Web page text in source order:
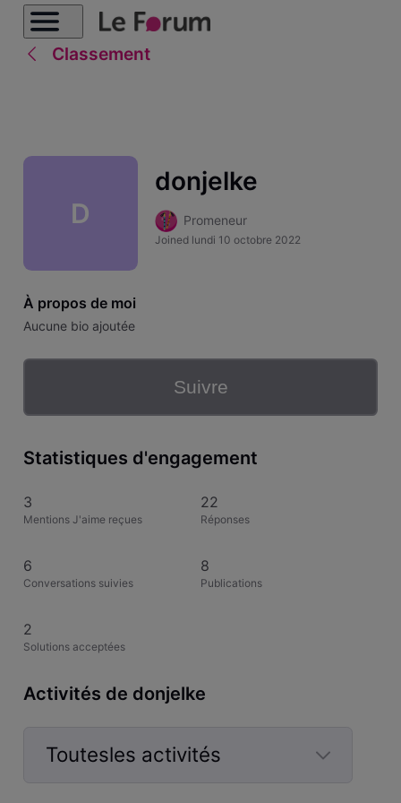
Classement
D
donjelke
Promeneur
Joined lundi 10 octobre 2022
À propos de moi
Aucune bio ajoutée
Suivre
Statistiques d'engagement
3
Mentions J'aime reçues
22
Réponses
6
Conversations suivies
8
Publications
2
Solutions acceptées
Activités de donjelke
Toutesles activités